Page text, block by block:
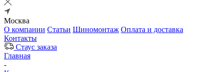
Москва
О компании Статьи Шиномонтаж Оплата и доставка
Контакты
Стаус заказа
Главная
-